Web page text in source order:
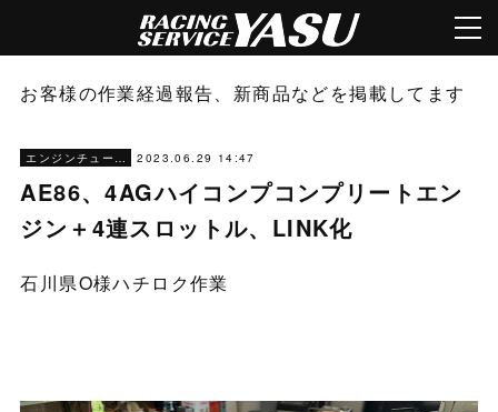
お客様の作業経過報告、新商品などを掲載してます
エンジンチューニング 2023.06.29 14:47
AE86、4AGハイコンプコンプリートエン
ジン＋4連スロットル、LINK化
石川県O様ハチロク作業